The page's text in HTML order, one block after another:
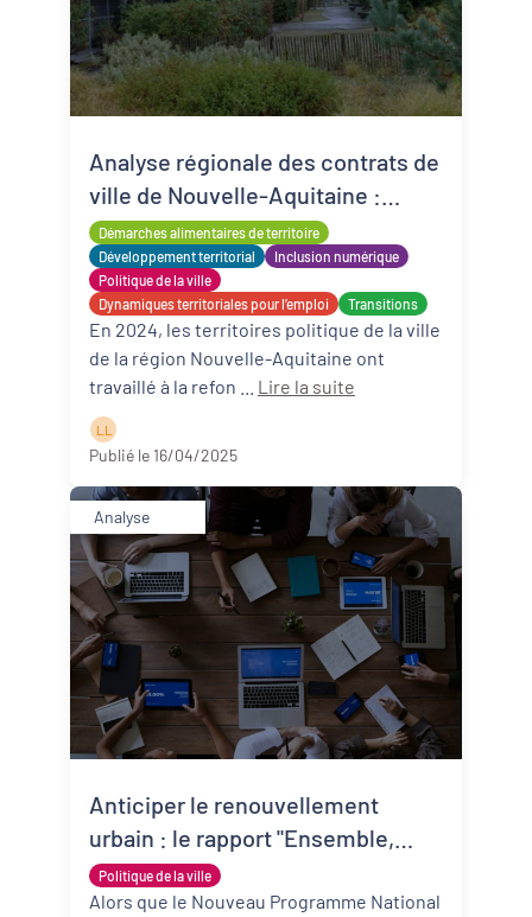
Démarches alimentaires de territoire
Développement territorial
Inclusion numérique
Politique de la ville
Dynamiques territoriales pour l’emploi
Transitions
Analyse régionale des contrats de
ville de Nouvelle-Aquitaine :
quelle politique de la ville pour
2024-2030 ?
En 2024, les territoires politique de la ville
de la région Nouvelle-Aquitaine ont
Lire la suite
L L
Publié le 16/04/2025
Analyse
Politique de la ville
Anticiper le renouvellement
urbain : le rapport "Ensemble,
refaire la ville"
Alors que le Nouveau Programme National